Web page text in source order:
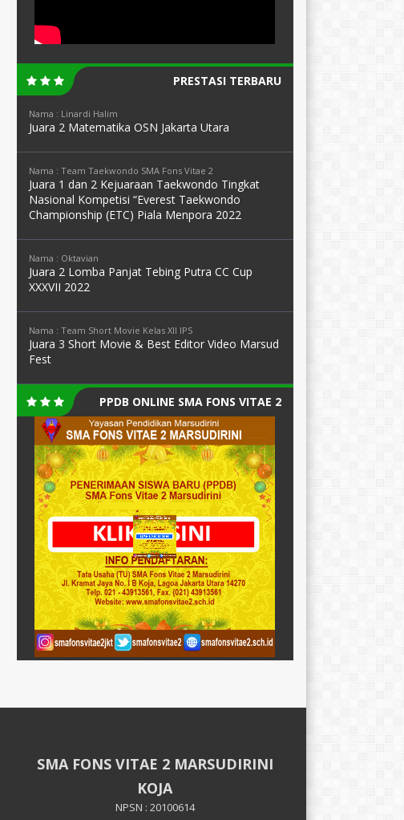
PRESTASI TERBARU
Nama : Linardi Halim
Juara 2 Matematika OSN Jakarta Utara
Nama : Team Taekwondo SMA Fons Vitae 2
Juara 1 dan 2 Kejuaraan Taekwondo Tingkat
Nasional Kompetisi “Everest Taekwondo
Championship (ETC) Piala Menpora 2022
Nama : Oktavian
Juara 2 Lomba Panjat Tebing Putra CC Cup
XXXVII 2022
Nama : Team Short Movie Kelas XII IPS
Juara 3 Short Movie & Best Editor Video Marsud
Fest
PPDB ONLINE SMA FONS VITAE 2
SMA FONS VITAE 2 MARSUDIRINI
KOJA
NPSN : 20100614